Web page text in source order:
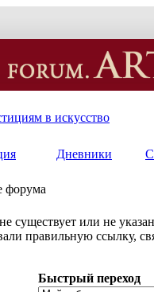
в искусство
Дневники
форума
существует или не
правильную ссылку,
Быстрый переход